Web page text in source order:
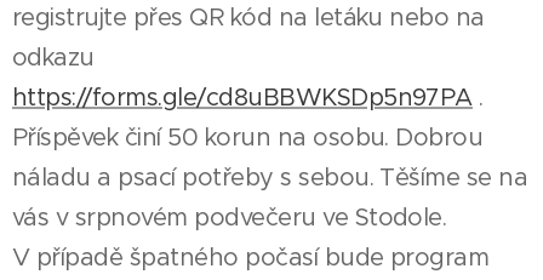
registrujte přes QR kód na letáku nebo na
odkazu
https://forms.gle/cd8uBBWKSDp5n97PA.
Příspěvek činí 50 korun na osobu. Dobrou
náladu a psací potřeby s sebou. Těšíme se na
vás v srpnovém podvečeru ve Stodole.
V případě špatného počasí bude program